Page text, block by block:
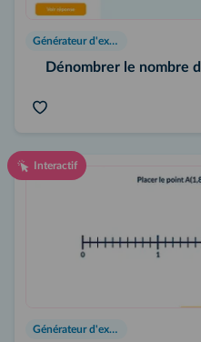
Générateur d'exercices
Dénombrer le nombre
Interactif
Générateur d'exercices